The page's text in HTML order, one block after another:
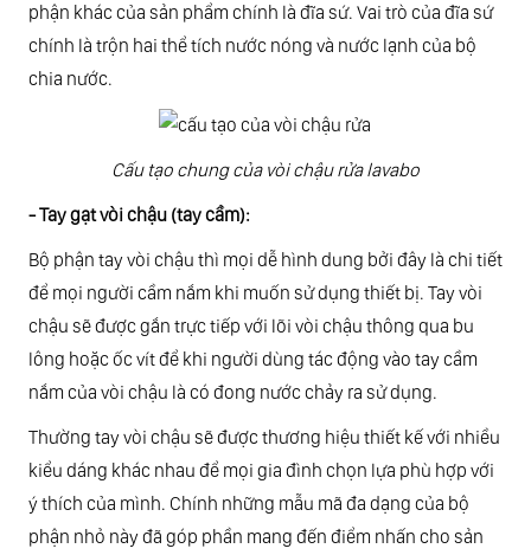
phận khác của sản phẩm chính là đĩa sứ. Vai trò của đĩa sứ
chính là trộn hai thể tích nước nóng và nước lạnh của bộ
chia nước.
Cấu tạo chung của vòi chậu rửa lavabo
- Tay gạt vòi chậu (tay cầm):
Bộ phận tay vòi chậu thì mọi dễ hình dung bởi đây là chi tiết
để mọi người cầm nắm khi muốn sử dụng thiết bị. Tay vòi
chậu sẽ được gắn trực tiếp với lõi vòi chậu thông qua bu
lông hoặc ốc vít để khi người dùng tác động vào tay cầm
nắm của vòi chậu là có đong nước chảy ra sử dụng.
Thường tay vòi chậu sẽ được thương hiệu thiết kế với nhiều
kiểu dáng khác nhau để mọi gia đình chọn lựa phù hợp với
ý thích của mình. Chính những mẫu mã đa dạng của bộ
phận nhỏ này đã góp phần mang đến điểm nhấn cho sản